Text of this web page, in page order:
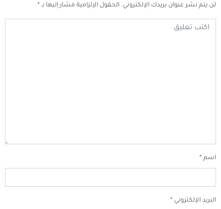
لن يتم نشر عنوان بريدك الإلكتروني. الحقول الإلزامية مشار إليها بـ *
اسم *
البريد الإلكتروني *